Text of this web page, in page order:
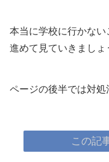
本当に学校に行かな
進めて見ていきましょ
ページの後半では対処
この記